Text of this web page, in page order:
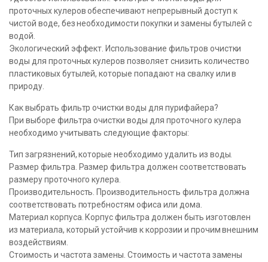
проточных кулеров обеспечивают непрерывный доступ к
чистой воде, без необходимости покупки и замены бутылей с
водой.
Экологический эффект. Использование фильтров очистки
воды для проточных кулеров позволяет снизить количество
пластиковых бутылей, которые попадают на свалку или в
природу.
Как выбрать фильтр очистки воды для пурифайера?
При выборе фильтра очистки воды для проточного кулера
необходимо учитывать следующие факторы:
Тип загрязнений, которые необходимо удалить из воды.
Размер фильтра. Размер фильтра должен соответствовать
размеру проточного кулера.
Производительность. Производительность фильтра должна
соответствовать потребностям офиса или дома.
Материал корпуса. Корпус фильтра должен быть изготовлен
из материала, который устойчив к коррозии и прочим внешним
воздействиям.
Стоимость и частота замены. Стоимость и частота замены